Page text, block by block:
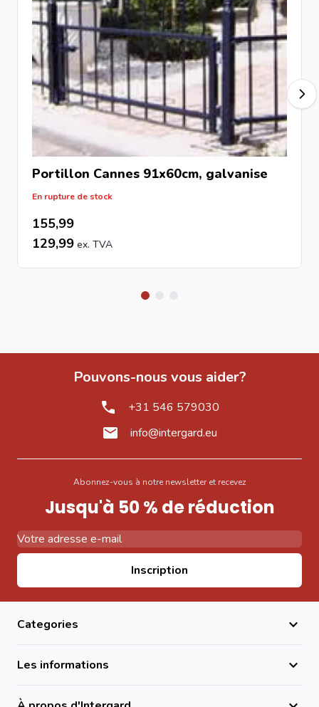
Portillon Cannes 91x60cm, galvanise
En rupture de stock
155,99
129,99
Pouvons-nous vous aider?
+31 546 579030
info@intergard.eu
Abonnez-vous à notre newsletter et recevez
Jusqu'à 50 % de réduction
Inscription
Categories
Les informations